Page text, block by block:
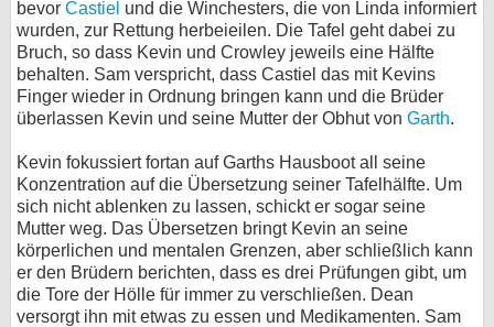
bevor Castiel und die Winchesters, die von Linda informiert
wurden, zur Rettung herbeieilen. Die Tafel geht dabei zu
Bruch, so dass Kevin und Crowley jeweils eine Hälfte
behalten. Sam verspricht, dass Castiel das mit Kevins
Finger wieder in Ordnung bringen kann und die Brüder
überlassen Kevin und seine Mutter der Obhut von Garth.
Kevin fokussiert fortan auf Garths Hausboot all seine
Konzentration auf die Übersetzung seiner Tafelhälfte. Um
sich nicht ablenken zu lassen, schickt er sogar seine
Mutter weg. Das Übersetzen bringt Kevin an seine
körperlichen und mentalen Grenzen, aber schließlich kann
er den Brüdern berichten, dass es drei Prüfungen gibt, um
die Tore der Hölle für immer zu verschließen. Dean
versorgt ihn mit etwas zu essen und Medikamenten. Sam